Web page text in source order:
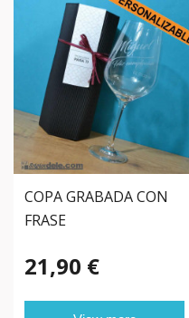
COPA GRABADA CON
FRASE
21,90 €